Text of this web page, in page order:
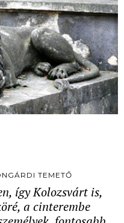
TEMETŐ
így Kolozsvárt is,
a cinterembe